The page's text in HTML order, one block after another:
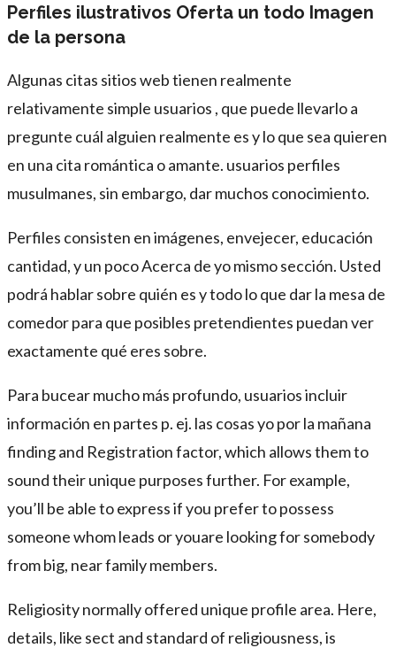
Perfiles ilustrativos Oferta un todo Imagen
de la persona
Algunas citas sitios web tienen realmente
relativamente simple usuarios , que puede llevarlo a
pregunte cuál alguien realmente es y lo que sea quieren
en una cita romántica o amante. usuarios perfiles
musulmanes, sin embargo, dar muchos conocimiento.
Perfiles consisten en imágenes, envejecer, educación
cantidad, y un poco Acerca de yo mismo sección. Usted
podrá hablar sobre quién es y todo lo que dar la mesa de
comedor para que posibles pretendientes puedan ver
exactamente qué eres sobre.
Para bucear mucho más profundo, usuarios incluir
información en partes p. ej. las cosas yo por la mañana
finding and Registration factor, which allows them to
sound their unique purposes further. For example,
you’ll be able to express if you prefer to possess
someone whom leads or youare looking for somebody
from big, near family members.
Religiosity normally offered unique profile area. Here,
details, like sect and standard of religiousness, is